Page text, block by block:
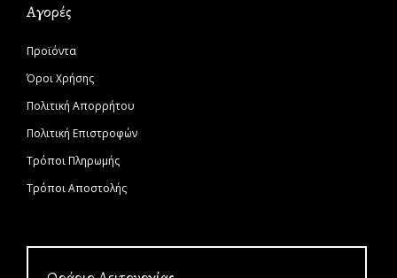
Αγορές
Προϊόντα
Όροι Χρήσης
Πολιτική Απορρήτου
Πολιτική Επιστροφών
Τρόποι Πληρωμής
Τρόποι Αποστολής